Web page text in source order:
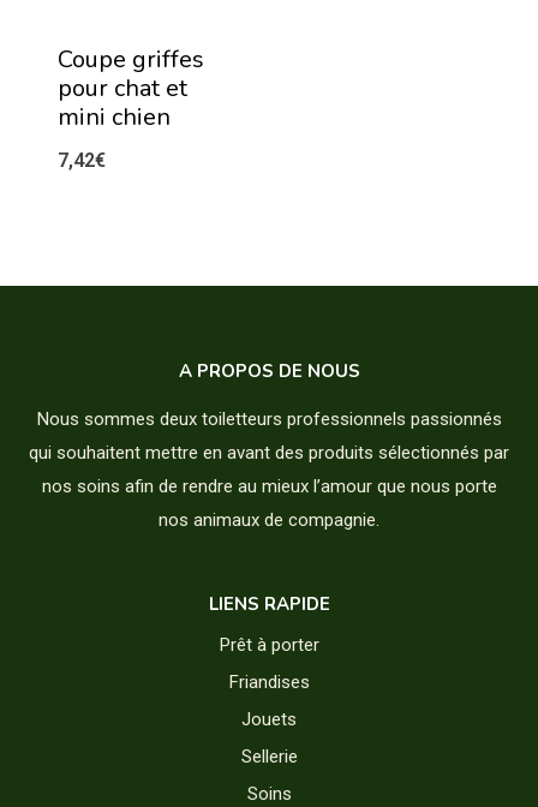
Coupe griffes
pour chat et
mini chien
7,42€
A PROPOS DE NOUS
Nous sommes deux toiletteurs professionnels passionnés
qui souhaitent mettre en avant des produits sélectionnés par
nos soins afin de rendre au mieux l’amour que nous porte
nos animaux de compagnie.
LIENS RAPIDE
Prêt à porter
Friandises
Jouets
Sellerie
Soins